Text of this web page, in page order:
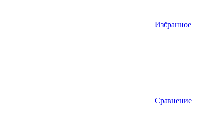
Избранное
Сравнение